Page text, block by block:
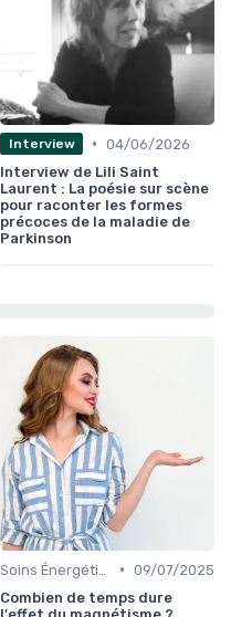
Interview • 04/06/2026
Interview de Lili Saint
Laurent : La poésie sur scène
pour raconter les formes
précoces de la maladie de
Parkinson
• 09/07/2025
Combien de temps dure